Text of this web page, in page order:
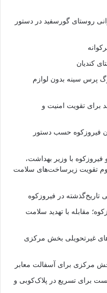
روستای گورسفید در دستور
کندیان
پرس سینه بدون لوازم
برای تقویت امنیت و
فیروزکوه حسب دستور
با وزیر بهداشت،
تقویت زیرساخت‌های سلامت
مقابله با تهدید سلامت
غیرتحویلی بخش مرکزی
مرکزی برای آسفالت معابر
برای تسریع در پلاک‌کوبی و